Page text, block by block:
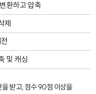
환하고 압축
제
및 캐싱
받고, 점수 90점 이상을